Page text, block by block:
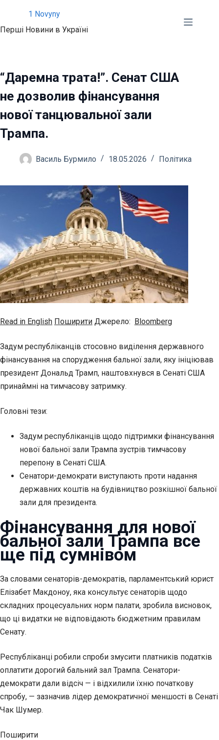
вмісту
1 Novyny
Перші Новини в Україні
“Даремна трата!”. Сенат США
не дозволив фінансування
нової танцювальної зали
Трампа.
Василь Бурмило 18.05.2026 Політика
Read in English Поширити Джерело: Bloomberg
Задум республіканців стосовно виділення державного
фінансування на спорудження бальної зали, яку ініціював
президент Дональд Трамп, наштовхнувся в Сенаті США
принаймні на тимчасову затримку.
Головні тези:
Задум республіканців щодо підтримки фінансування
нової бальної зали Трампа зустрів тимчасову
перепону в Сенаті США.
Сенатори-демократи виступають проти надання
державних коштів на будівництво розкішної бальної
зали для президента.
Фінансування для нової
бальної зали Трампа все
ще під сумнівом
За словами сенаторів-демократів, парламентський юрист
Елізабет Макдоноу, яка консультує сенаторів щодо
складних процесуальних норм палати, зробила висновок,
що ці видатки не відповідають бюджетним правилам
Сенату.
Республіканці робили спроби змусити платників податків
оплатити дорогий бальний зал Трампа. Сенатори-
демократи дали відсіч — і відхилили їхню початкову
спробу, — зазначив лідер демократичної меншості в Сенаті
Чак Шумер.
Поширити